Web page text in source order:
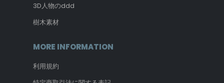
3D人物のddd
樹木素材
MORE INFORMATION
利用規約